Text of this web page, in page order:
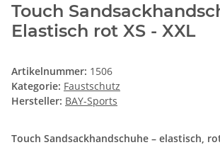
Touch
Elastisch rot XS - XXL
Artikelnummer: 1506
Kategorie: Faustschutz
Hersteller: BAY-Sports
Touch Sandsackhandschuhe – elastisch,